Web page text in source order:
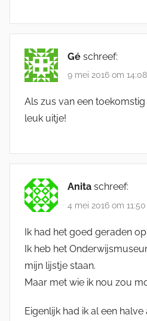
Gé schreef:
9 mei 2016 om 14:08
Als zus van een
leuk uitje!
Anita schreef:
4 mei 2016 om 11:50
Ik had het goed geraden
Ik heb het
mijn lijstje staan.
Maar met wie ik nou zou
Eigenlijk had ik al een